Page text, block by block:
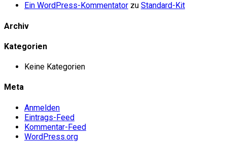
Ein WordPress-Kommentator zu Standard-Kit
Archiv
Kategorien
Keine Kategorien
Meta
Anmelden
Eintrags-Feed
Kommentar-Feed
WordPress.org